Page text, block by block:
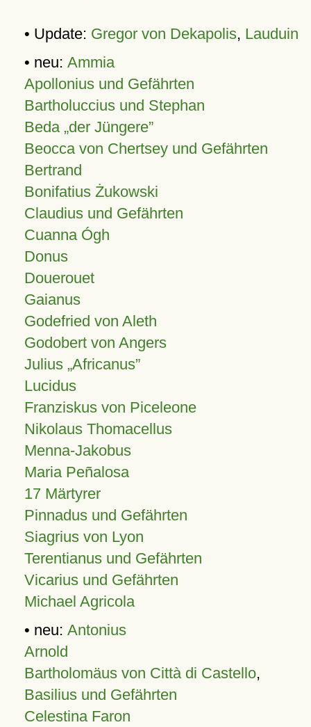
• Update: Gregor von Dekapolis, Lauduin
• neu: Ammia
Apollonius und Gefährten
Bartholuccius und Stephan
Beda „der Jüngere”
Beocca von Chertsey und Gefährten
Bertrand
Bonifatius Żukowski
Claudius und Gefährten
Cuanna Ógh
Donus
Douerouet
Gaianus
Godefried von Aleth
Godobert von Angers
Julius Africanus
Lucidus
Franziskus von Piceleone
Nikolaus Thomacellus
Menna-Jakobus
Maria Peñalosa
17 Märtyrer
Pinnadus und Gefährten
Siagrius von Lyon
Terentianus und Gefährten
Vicarius und Gefährten
Michael Agricola
• neu: Antonius
Arnold
Bartholomäus von Città di Castello,
Basilius und Gefährten
Celestina Faron